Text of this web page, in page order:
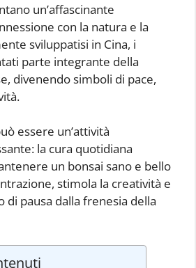
un’affascinante
con la natura e la
sviluppatisi in Cina, i
parte integrante della
divenendo simboli di pace,
essere un’attività
la cura quotidiana
un bonsai sano e bello
stimola la creatività e
pausa dalla frenesia della